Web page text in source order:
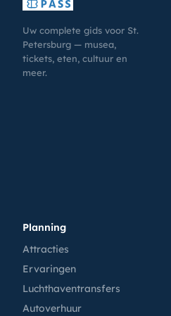
Uw complete gids voor St.
Petersburg — musea,
tickets, eten, cultuur en
meer.
Planning
Attracties
Ervaringen
Luchthaventransfers
Autoverhuur